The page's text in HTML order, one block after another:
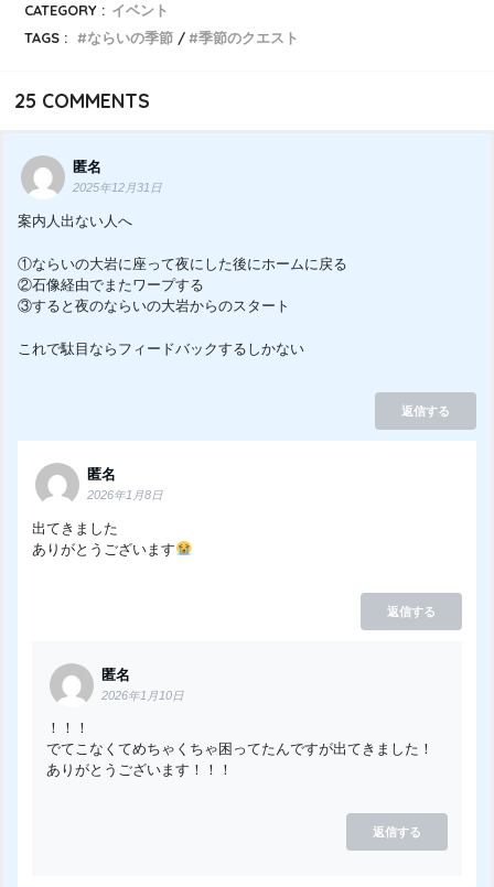
CATEGORY : イベント
TAGS :
ならいの季節 季節のクエスト
25 COMMENTS
匿名
2025年12月31日
案内人出ない人へ
①ならいの大岩に座って夜にした後にホームに戻る
②石像経由でまたワープする
③すると夜のならいの大岩からのスタート
これで駄目ならフィードバックするしかない
返信する
匿名
2026年1月8日
出てきました
ありがとうございます
返信する
匿名
2026年1月10日
！！！
でてこなくてめちゃくちゃ困ってたんですが出てきました！
ありがとうございます！！！
返信する